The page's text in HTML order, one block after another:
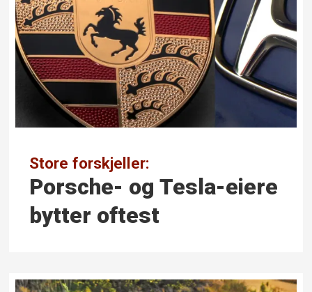
Store forskjeller:
Porsche- og Tesla-eiere
bytter oftest